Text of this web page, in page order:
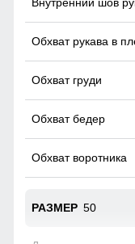
50